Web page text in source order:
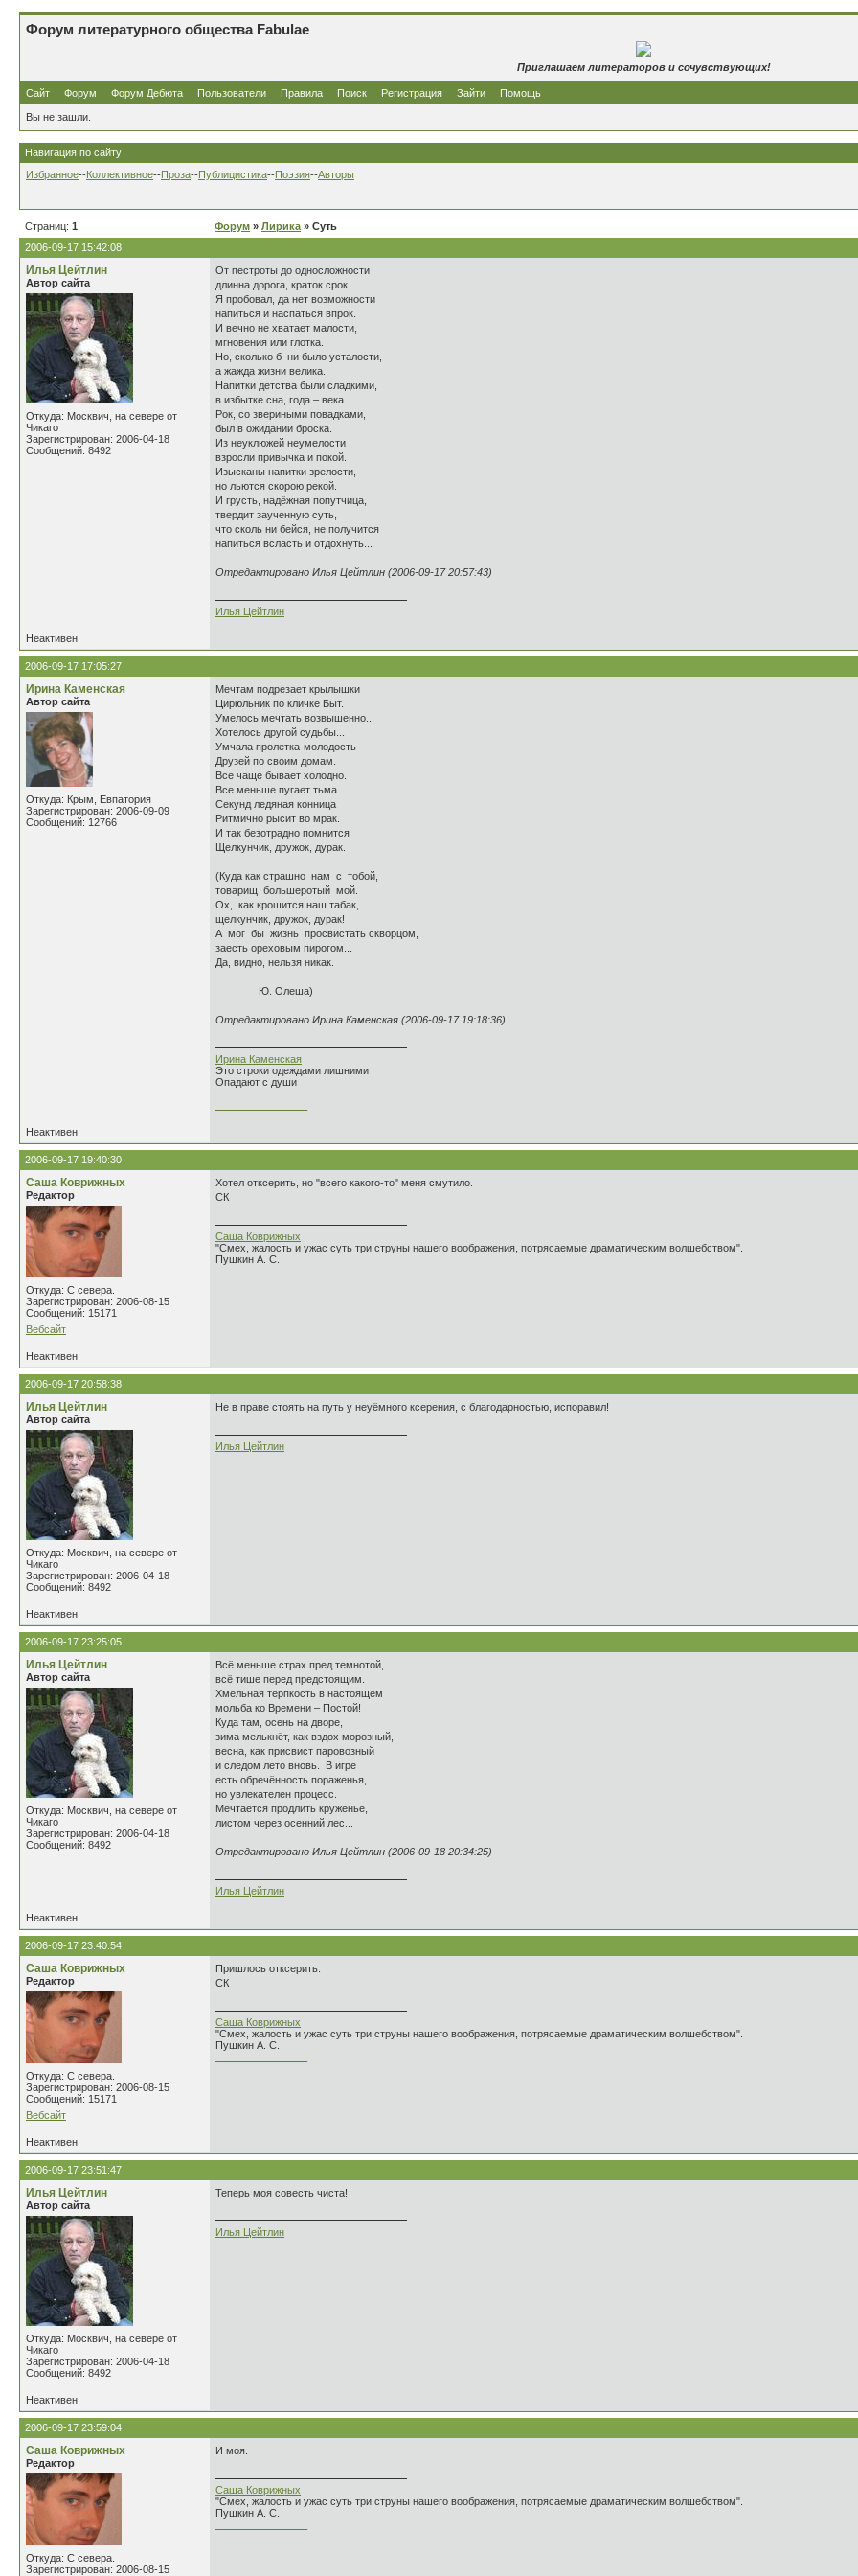
Форум литературного общества Fabulae
Приглашаем литераторов и сочувствующих!
Сайт Форум Форум Дебюта Пользователи Правила Поиск Регистрация Зайти Помощь
Вы не зашли.
Навигация по сайту
Избранное--Коллективное--Проза--Публицистика--Поэзия--Авторы
Страниц: 1 Форум » Лирика » Суть
2006-09-17 15:42:08
Илья Цейтлин
Автор сайта
Откуда: Москвич, на севере от
Чикаго
Зарегистрирован: 2006-04-18
Сообщений: 8492
От пестроты до односложности
длинна дорога, краток срок.
Я пробовал, да нет возможности
напиться и наспаться впрок.
И вечно не хватает малости,
мгновения или глотка.
Но, сколько б ни было усталости,
а жажда жизни велика.
Напитки детства были сладкими,
в избытке сна, года – века.
Рок, со звериными повадками,
был в ожидании броска.
Из неуклюжей неумелости
взросли привычка и покой.
Изысканы напитки зрелости,
но льются скорою рекой.
И грусть, надёжная попутчица,
твердит заученную суть,
что сколь ни бейся, не получится
напиться всласть и отдохнуть...
Отредактировано Илья Цейтлин (2006-09-17 20:57:43)
Илья Цейтлин
Неактивен
2006-09-17 17:05:27
Ирина Каменская
Автор сайта
Откуда: Крым, Евпатория
Зарегистрирован: 2006-09-09
Сообщений: 12766
Мечтам подрезает крылышки
Цирюльник по кличке Быт.
Умелось мечтать возвышенно...
Хотелось другой судьбы...
Умчала пролетка-молодость
Друзей по своим домам.
Все чаще бывает холодно.
Все меньше пугает тьма.
Секунд ледяная конница
Ритмично рысит во мрак.
И так безотрадно помнится
Щелкунчик, дружок, дурак.
(Куда как страшно нам с тобой,
товарищ большеротый мой.
Ох, как крошится наш табак,
щелкунчик, дружок, дурак!
А мог бы жизнь просвистать скворцом,
заесть ореховым пирогом...
Да, видно, нельзя никак.
Ю. Олеша)
Отредактировано Ирина Каменская (2006-09-17 19:18:36)
Ирина Каменская
Это строки одеждами лишними
Опадают с души
Неактивен
2006-09-17 19:40:30
Саша Коврижных
Редактор
Откуда: С севера.
Зарегистрирован: 2006-08-15
Сообщений: 15171
Вебсайт
Хотел отксерить, но "всего какого-то" меня смутило.
СК
Саша Коврижных
"Смех, жалость и ужас суть три струны нашего воображения, потрясаемые драматическим волшебством".
Пушкин А. С.
Неактивен
2006-09-17 20:58:38
Илья Цейтлин
Автор сайта
Откуда: Москвич, на севере от
Чикаго
Зарегистрирован: 2006-04-18
Сообщений: 8492
Не в праве стоять на путь у неуёмного ксерения, с благодарностью, испоравил!
Илья Цейтлин
Неактивен
2006-09-17 23:25:05
Илья Цейтлин
Автор сайта
Откуда: Москвич, на севере от
Чикаго
Зарегистрирован: 2006-04-18
Сообщений: 8492
Всё меньше страх пред темнотой,
всё тише перед предстоящим.
Хмельная терпкость в настоящем
мольба ко Времени – Постой!
Куда там, осень на дворе,
зима мелькнёт, как вздох морозный,
весна, как присвист паровозный
и следом лето вновь. В игре
есть обречённость пораженья,
но увлекателен процесс.
Мечтается продлить круженье,
листом через осенний лес...
Отредактировано Илья Цейтлин (2006-09-18 20:34:25)
Илья Цейтлин
Неактивен
2006-09-17 23:40:54
Саша Коврижных
Редактор
Откуда: С севера.
Зарегистрирован: 2006-08-15
Сообщений: 15171
Вебсайт
Пришлось отксерить.
СК
Саша Коврижных
"Смех, жалость и ужас суть три струны нашего воображения, потрясаемые драматическим волшебством".
Пушкин А. С.
Неактивен
2006-09-17 23:51:47
Илья Цейтлин
Автор сайта
Откуда: Москвич, на севере от
Чикаго
Зарегистрирован: 2006-04-18
Сообщений: 8492
Теперь моя совесть чиста!
Илья Цейтлин
Неактивен
2006-09-17 23:59:04
Саша Коврижных
Редактор
Откуда: С севера.
Зарегистрирован: 2006-08-15
И моя.
Саша Коврижных
"Смех, жалость и ужас суть три струны нашего воображения, потрясаемые драматическим волшебством".
Пушкин А. С.